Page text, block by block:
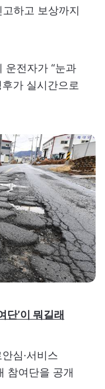
하고 보상까지
운전자가 “눈과
가 실시간으로
단’이 뭐길래
심·서비스
참여단을 공개